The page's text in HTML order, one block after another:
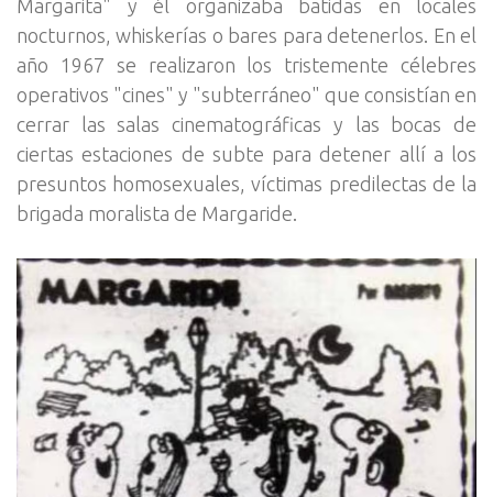
Margarita" y él organizaba batidas en locales
nocturnos, whiskerías o bares para detenerlos. En el
año 1967 se realizaron los tristemente célebres
operativos "cines" y "subterráneo" que consistían en
cerrar las salas cinematográficas y las bocas de
ciertas estaciones de subte para detener allí a los
presuntos homosexuales, víctimas predilectas de la
brigada moralista de Margaride.